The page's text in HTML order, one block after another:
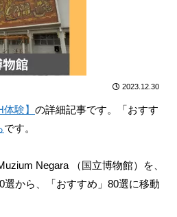
2023.12.30
験】 の詳細記事です。「おすす
です。
Negara （国立博物館）を、
選から、「おすすめ」80選に移動